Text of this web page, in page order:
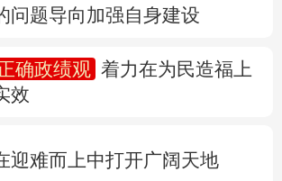
广西 海南
贵州 云南 西藏
甘肃
内蒙古 黑龙江
问题导向加强自身建设
确政绩观
着力在为民造福上
效
迎难而上中打开广阔天地